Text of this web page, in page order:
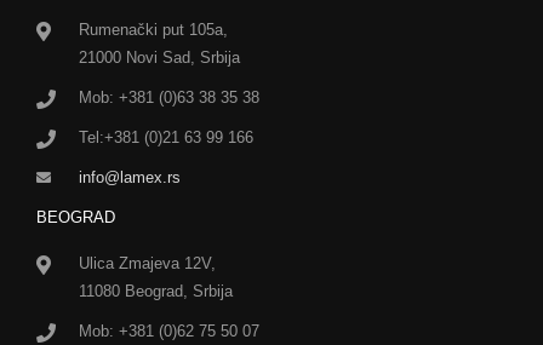
Rumenački put 105a,
21000 Novi Sad, Srbija
Mob: +381 (0)63 38 35 38
Tel:+381 (0)21 63 99 166
info@lamex.rs
BEOGRAD
Ulica Zmajeva 12V,
11080 Beograd, Srbija
Mob: +381 (0)62 75 50 07